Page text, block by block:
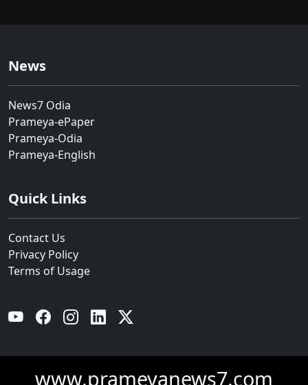
News
News7 Odia
Prameya-ePaper
Prameya-Odia
Prameya-English
Quick Links
Contact Us
Privacy Policy
Terms of Usage
YouTube Facebook Instagram Linkedin
www.prameyanews7.com